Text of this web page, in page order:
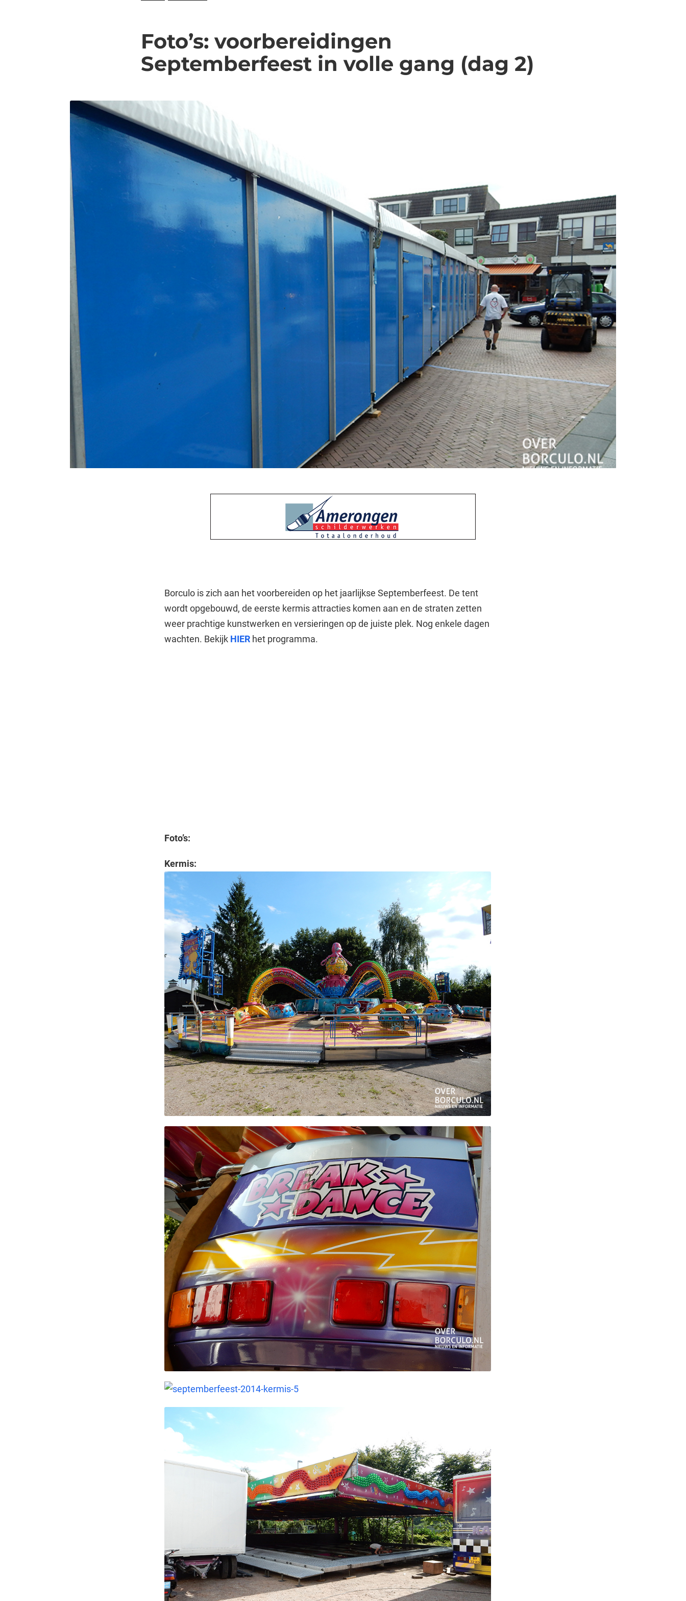
Foto’s: voorbereidingen
Septemberfeest in volle gang (dag 2)
Borculo is zich aan het voorbereiden op het jaarlijkse Septemberfeest. De tent
wordt opgebouwd, de eerste kermis attracties komen aan en de straten zetten
weer prachtige kunstwerken en versieringen op de juiste plek. Nog enkele dagen
wachten. Bekijk HIER het programma.
Foto’s:
Kermis: